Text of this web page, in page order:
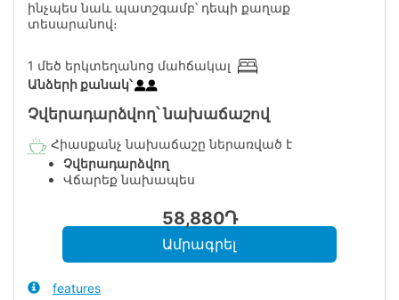
ինչպես նաև պատշգամբ՝ դեպի քաղաք
տեսարանով։
1 մեծ երկտեղանոց մահճակալ
Անձերի քանակ՝
Չվերադարձվող՝ նախաճաշով
Հիասքանչ նախաճաշը ներառված է
Չվերադարձվող
Վճարեք նախապես
58,880Դ
features